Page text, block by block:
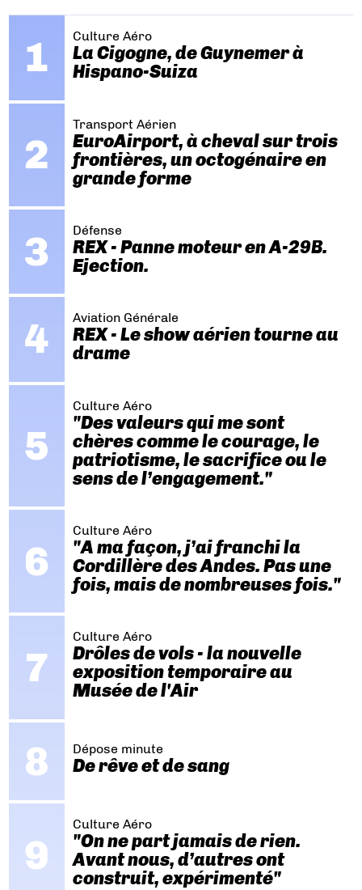
Culture Aéro
La Cigogne, de Guynemer à
Hispano-Suiza
Transport Aérien
EuroAirport, à cheval sur trois
frontières, un octogénaire en
grande forme
Défense
REX - Panne moteur en A-29B.
Ejection.
Aviation Générale
REX - Le show aérien tourne au
drame
Culture Aéro
"Des valeurs qui me sont
chères comme le courage, le
patriotisme, le sacrifice ou le
sens de l’engagement."
Culture Aéro
"A ma façon, j’ai franchi la
Cordillère des Andes. Pas une
fois, mais de nombreuses fois."
Culture Aéro
Drôles de vols - la nouvelle
exposition temporaire au
Musée de l'Air
Dépose minute
De rêve et de sang
Culture Aéro
"On ne part jamais de rien.
Avant nous, d’autres ont
construit, expérimenté"